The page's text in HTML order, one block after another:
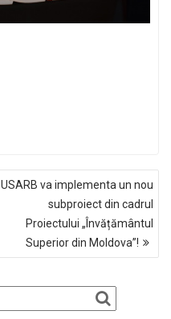
USARB va implementa un nou
subproiect din cadrul
Proiectului „Învățământul
Superior din Moldova”!